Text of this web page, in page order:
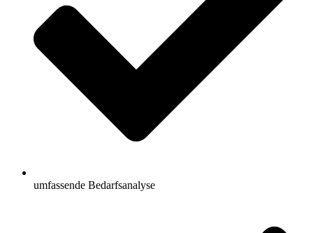
umfassende Bedarfsanalyse